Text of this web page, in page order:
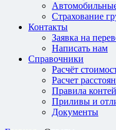
Страхование
Контакты
Заявка на
Написать нам
Справочники
Расчёт
Расчет
Правила
Приливы и
Документы